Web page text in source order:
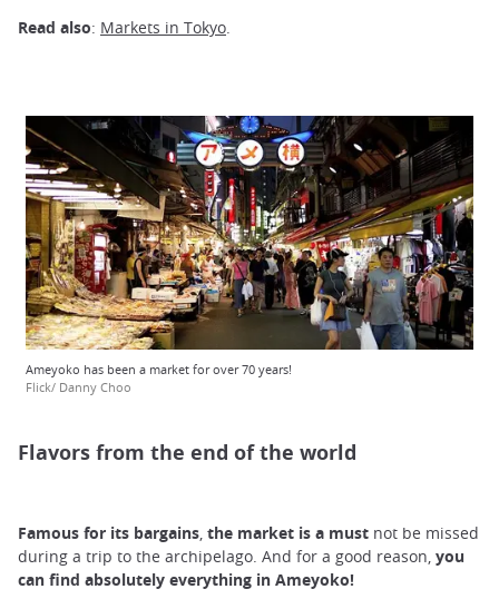
Read also: Markets in Tokyo.
Ameyoko has been a market for over 70 years!
Flick/ Danny Choo
Flavors from the end of the world
Famous for its bargains the market is a must not be missed
during a trip to the archipelago. And for a good reason, you
can find absolutely everything in Ameyoko!